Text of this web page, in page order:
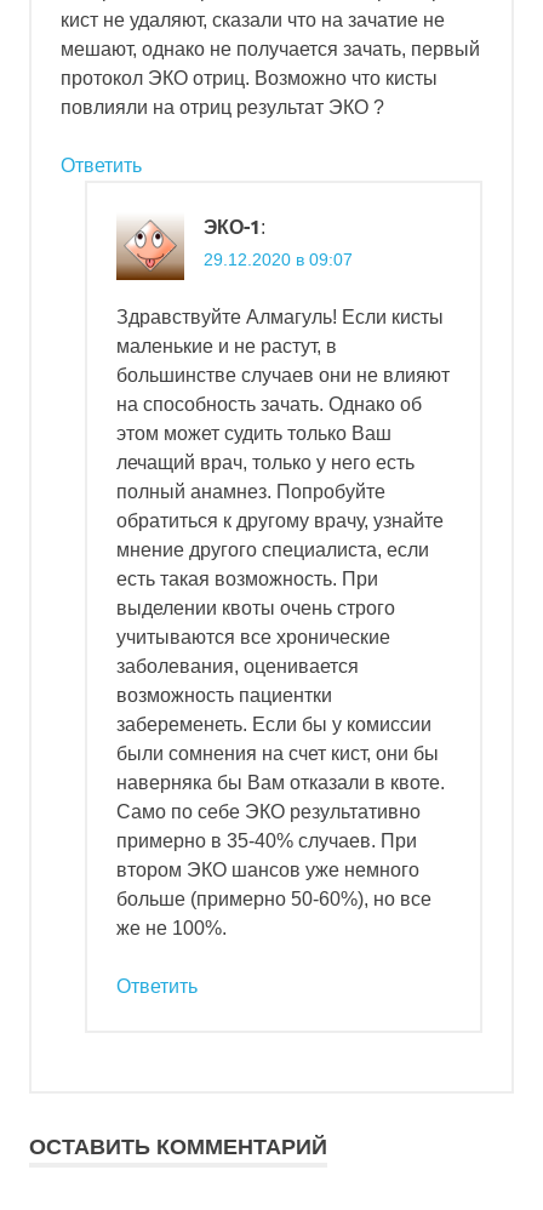
кист не удаляют, сказали что на зачатие не
мешают, однако не получается зачать, первый
протокол ЭКО отриц. Возможно что кисты
повлияли на отриц результат ЭКО ?
Ответить
ЭКО-1:
29.12.2020 в 09:07
Здравствуйте Алмагуль! Если кисты
маленькие и не растут, в
большинстве случаев они не влияют
на способность зачать. Однако об
этом может судить только Ваш
лечащий врач, только у него есть
полный анамнез. Попробуйте
обратиться к другому врачу, узнайте
мнение другого специалиста, если
есть такая возможность. При
выделении квоты очень строго
учитываются все хронические
заболевания, оценивается
возможность пациентки
забеременеть. Если бы у комиссии
были сомнения на счет кист, они бы
наверняка бы Вам отказали в квоте.
Само по себе ЭКО результативно
примерно в 35-40% случаев. При
втором ЭКО шансов уже немного
больше (примерно 50-60%), но все
же не 100%.
Ответить
ОСТАВИТЬ КОММЕНТАРИЙ